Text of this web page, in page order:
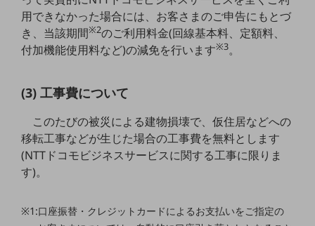
運用管理
業務支援・マーケティング
災害対策・BCP
課題・ニーズで探すTOP
マーケティング
業務効率化
職場環境整備
用できなかった場合には、お客さまのご申告にもとづ
き、当該期間※2のご利用料金(回線基本料、定額料、
付加機能使用料など)の減免を行います※3。
(3) 工事費について
このたびの被災による建物損壊で、仮住居などへの
移転工事などが生じた場合の工事費を無料とします
(NTTドコモビジネスサービスに関する工事に限りま
す)。
※1:口座振替・クレジットカードによるお支払いをご指定の